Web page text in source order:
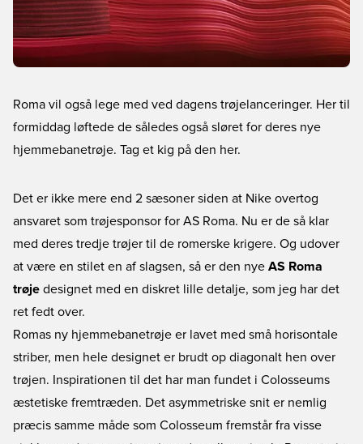
Roma vil også lege med ved dagens trøjelanceringer. Her til
formiddag løftede de således også sløret for deres nye
hjemmebanetrøje. Tag et kig på den her.
Det er ikke mere end 2 sæsoner siden at Nike overtog
ansvaret som trøjesponsor for AS Roma. Nu er de så klar
med deres tredje trøjer til de romerske krigere. Og udover
at være en stilet en af slagsen, så er den nye AS Roma
trøje designet med en diskret lille detalje, som jeg har det
ret fedt over.
Romas ny hjemmebanetrøje er lavet med små horisontale
striber, men hele designet er brudt op diagonalt hen over
trøjen. Inspirationen til det har man fundet i Colosseums
æstetiske fremtræden. Det asymmetriske snit er nemlig
præcis samme måde som Colosseum fremstår fra visse